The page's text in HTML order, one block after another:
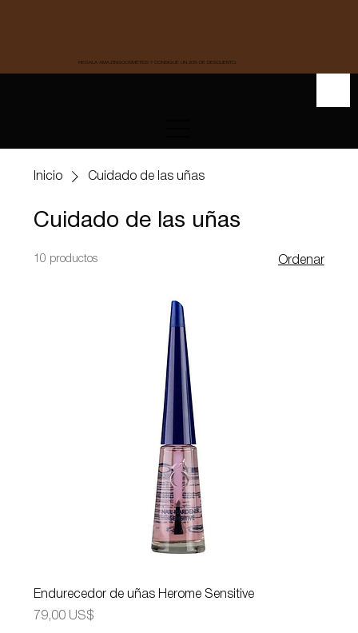
REGALA AMAZINGCOSMETICS Y CONSIGUE UN 20% DE DESCUENTO.
Inicio Cuidado de las uñas
Cuidado de las uñas
10 productos Ordenar
Endurecedor de uñas Herome Sensitive
Precio
79,00 US$